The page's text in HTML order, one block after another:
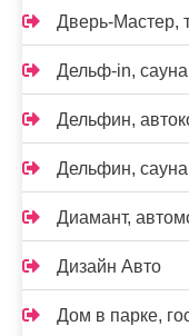
Дверь-Мастер,
Дельф-in, сауна
Дельфин,
Дельфин, сауна
Диамант,
Дизайн Авто
Дом в парке,